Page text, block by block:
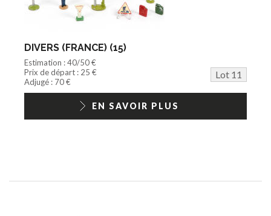
DIVERS (FRANCE) (15)
Estimation : 40/50 €
Prix de départ : 25 €
Lot 11
Adjugé : 70 €
EN SAVOIR PLUS